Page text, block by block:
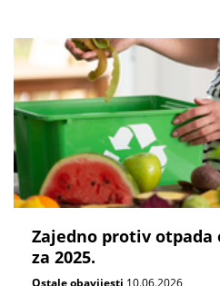
Zajedno protiv
za 2025.